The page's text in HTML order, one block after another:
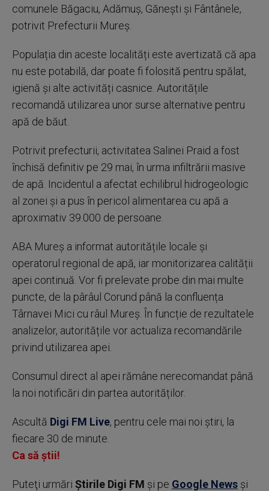
comunele Băgaciu, Adămuș, Gănești și Fântânele,
potrivit Prefecturii Mureș.
Populația din aceste localități este avertizată că apa
nu este potabilă, dar poate fi folosită pentru spălat,
igienă și alte activități casnice. Autoritățile
recomandă utilizarea unor surse alternative pentru
apă de băut.
Potrivit prefecturii, activitatea Salinei Praid a fost
închisă definitiv pe 29 mai, în urma infiltrării masive
de apă. Incidentul a afectat echilibrul hidrogeologic
al zonei și a pus în pericol alimentarea cu apă a
aproximativ 39.000 de persoane.
ABA Mureș a informat autoritățile locale și
operatorul regional de apă, iar monitorizarea calității
apei continuă. Vor fi prelevate probe din mai multe
puncte, de la pârâul Corund până la confluența
Târnavei Mici cu râul Mureș. În funcție de rezultatele
analizelor, autoritățile vor actualiza recomandările
privind utilizarea apei.
Consumul direct al apei rămâne nerecomandat până
la noi notificări din partea autorităților.
Ascultă Digi FM Live, pentru cele mai noi știri, la
fiecare 30 de minute.
Ca să știi!
Puteţi urmări Știrile Digi FM şi pe Google News şi